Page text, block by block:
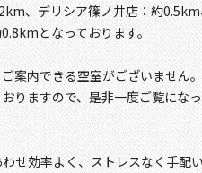
、デリシア篠ノ井店：約
となっております。
案内できる空室がございません。
りますので、是非一度ご覧にな
せ効率よく、ストレスなく手配